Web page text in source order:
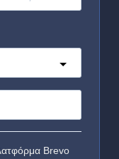
Brevo